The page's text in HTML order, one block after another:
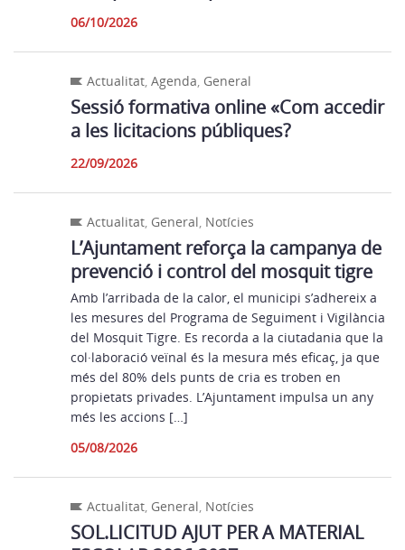
06/10/2026
Actualitat,Agenda, General
Sessió formativa online «Com accedir
a les licitacions públiques?
22/09/2026
Actualitat, General, Notícies
L’Ajuntament reforça la campanya de
prevenció i control del mosquit tigre
Amb l’arribada de la calor, el municipi s’adhereix a
les mesures del Programa de Seguiment i Vigilància
del Mosquit Tigre. Es recorda a la ciutadania que la
col·laboració veïnal és la mesura més eficaç, ja que
més del 80% dels punts de cria es troben en
propietats privades. L’Ajuntament impulsa un any
més les accions […]
05/08/2026
Actualitat, General, Notícies
SOL.LICITUD AJUT PER A MATERIAL